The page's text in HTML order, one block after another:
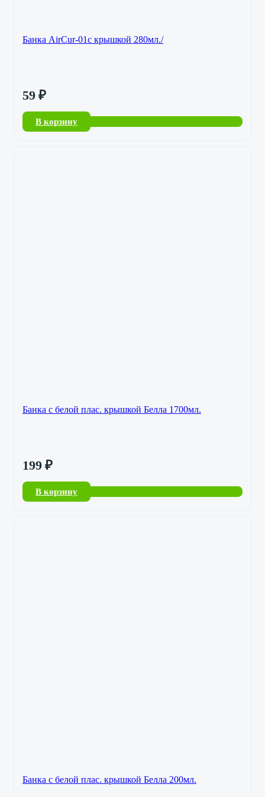
Банка AirCur-01с крышкой 280мл./
59 ₽
В корзину
Банка с белой плас. крышкой Белла 1700мл.
199 ₽
В корзину
Банка с белой плас. крышкой Белла 200мл.